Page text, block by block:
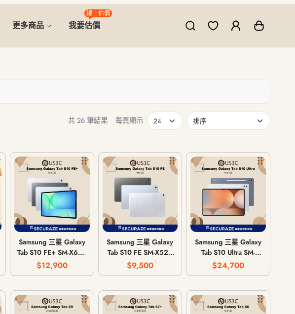
更多商品 我要估價
線上估價
共 26 筆結果
每頁顯示
Samsung 三星 Galaxy
Tab S10 FE+ SM-X620
8G/128G |
12G/256G WiFi版
$12,900
Samsung 三星 Galaxy
Tab S10 FE SM-X520
8G/128G |
12G/256G WiFi版
$9,500
Samsung 三星 Galaxy
Tab S10 Ultra SM-
X920 12G/256G |
12G/512G | 16G 1T
$24,700